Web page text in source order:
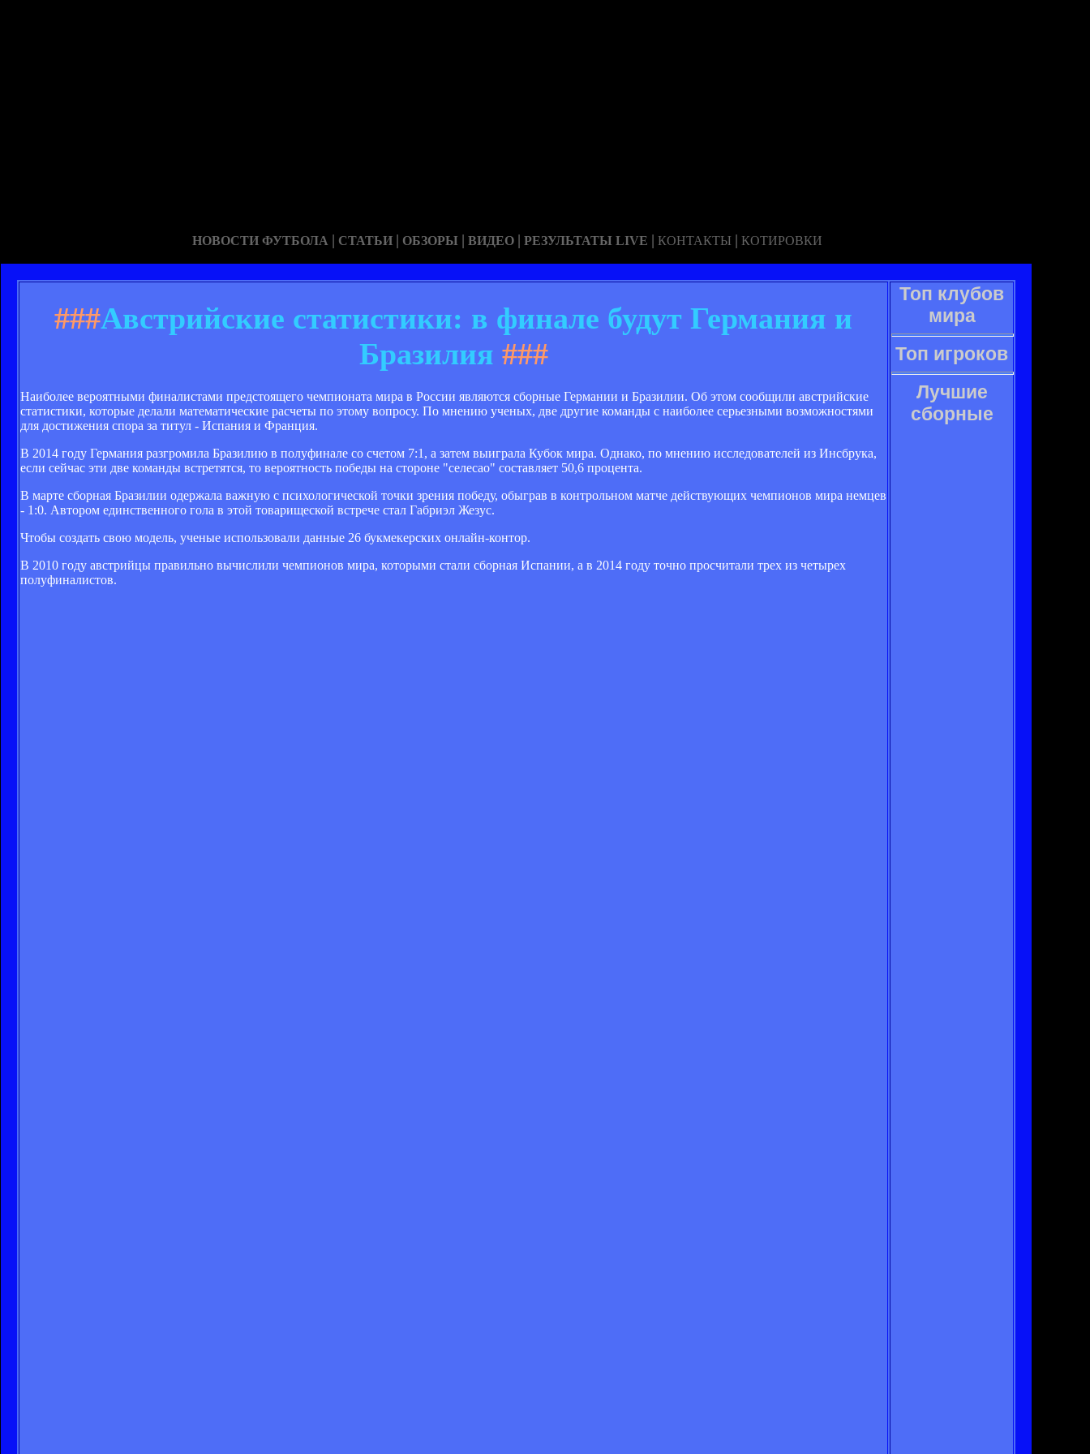
НОВОСТИ ФУТБОЛА | СТАТЬИ | ОБЗОРЫ | ВИДЕО | РЕЗУЛЬТАТЫ LIVE | КОНТАКТЫ | КОТИРОВКИ
###Австрийские статистики: в финале будут Германия и
Бразилия ###
Наиболее вероятными финалистами предстоящего чемпионата мира в России являются сборные Германии и Бразилии. Об этом сообщили австрийские
статистики, которые делали математические расчеты по этому вопросу. По мнению ученых, две другие команды с наиболее серьезными возможностями
для достижения спора за титул - Испания и Франция.
В 2014 году Германия разгромила Бразилию в полуфинале со счетом 7:1, а затем выиграла Кубок мира. Однако, по мнению исследователей из Инсбрука,
если сейчас эти две команды встретятся, то вероятность победы на стороне "селесао" составляет 50,6 процента.
В марте сборная Бразилии одержала важную с психологической точки зрения победу, обыграв в контрольном матче действующих чемпионов мира немцев
- 1:0. Автором единственного гола в этой товарищеской встрече стал Габриэл Жезус.
Чтобы создать свою модель, ученые использовали данные 26 букмекерских онлайн-контор.
В 2010 году австрийцы правильно вычислили чемпионов мира, которыми стали сборная Испании, а в 2014 году точно просчитали трех из четырех
полуфиналистов.
Топ клубов
мира
Топ игроков
Лучшие
сборные